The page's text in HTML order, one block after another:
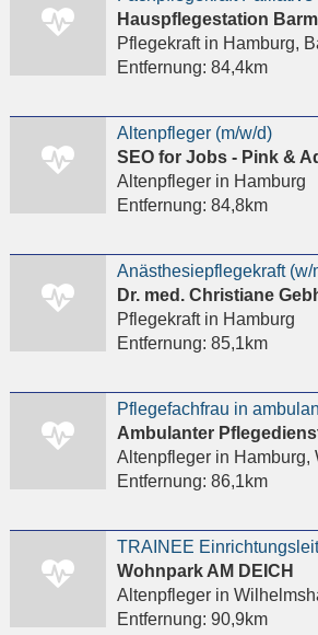
Pflegekraftin Hamburg,
Entfernung: 84,4km
Altenpfleger (m/w/d)
SEO for Jobs - Pink &
Altenpflegerin Hamburg
Entfernung: 84,8km
Pflegekraftin Hamburg
Entfernung: 85,1km
Pflegefachfrau in
Altenpflegerin Hamburg,
Entfernung: 86,1km
Wohnpark AM DEICH
Altenpflegerin
Entfernung: 90,9km